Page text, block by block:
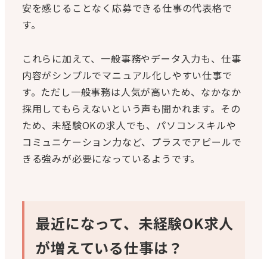
安を感じることなく応募できる仕事の代表格で
す。
これらに加えて、一般事務やデータ入力も、仕事
内容がシンプルでマニュアル化しやすい仕事で
す。ただし一般事務は人気が高いため、なかなか
採用してもらえないという声も聞かれます。その
ため、未経験OKの求人でも、パソコンスキルや
コミュニケーション力など、プラスでアピールで
きる強みが必要になっているようです。
最近になって、未経験OK求人
が増えている仕事は？